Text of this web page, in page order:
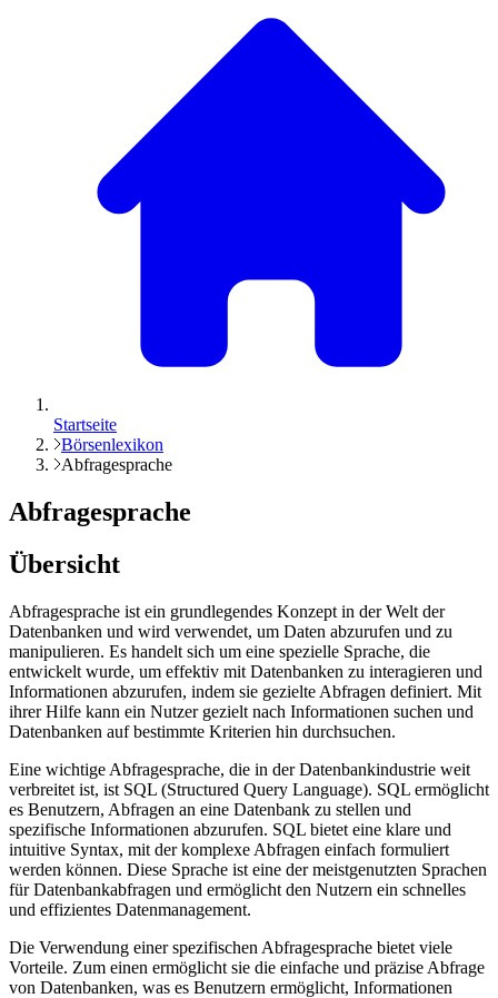
Startseite
Börsenlexikon
Abfragesprache
Abfragesprache
Übersicht
Abfragesprache ist ein grundlegendes Konzept in der Welt der
Datenbanken und wird verwendet, um Daten abzurufen und zu
manipulieren. Es handelt sich um eine spezielle Sprache, die
entwickelt wurde, um effektiv mit Datenbanken zu interagieren und
Informationen abzurufen, indem sie gezielte Abfragen definiert. Mit
ihrer Hilfe kann ein Nutzer gezielt nach Informationen suchen und
Datenbanken auf bestimmte Kriterien hin durchsuchen.
Eine wichtige Abfragesprache, die in der Datenbankindustrie weit
verbreitet ist, ist SQL (Structured Query Language). SQL ermöglicht
es Benutzern, Abfragen an eine Datenbank zu stellen und
spezifische Informationen abzurufen. SQL bietet eine klare und
intuitive Syntax, mit der komplexe Abfragen einfach formuliert
werden können. Diese Sprache ist eine der meistgenutzten Sprachen
für Datenbankabfragen und ermöglicht den Nutzern ein schnelles
und effizientes Datenmanagement.
Die Verwendung einer spezifischen Abfragesprache bietet viele
Vorteile. Zum einen ermöglicht sie die einfache und präzise Abfrage
von Datenbanken, was es Benutzern ermöglicht, Informationen